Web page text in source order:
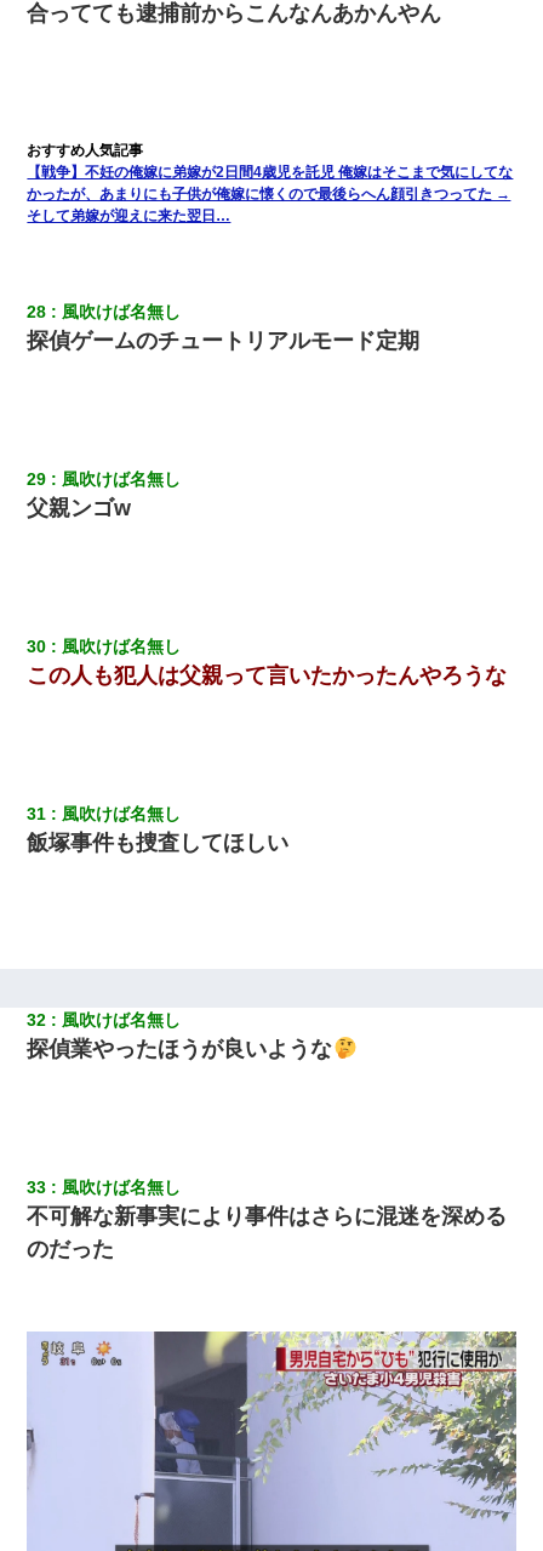
合ってても逮捕前からこんなんあかんやん
【戦争】不妊の俺嫁に弟嫁が2日間4歳児を託児 俺嫁はそこまで気にしてな
かったが、あまりにも子供が俺嫁に懐くので最後らへん顔引きつってた →
そして弟嫁が迎えに来た翌日…
28 風吹けば名無し
探偵ゲームのチュートリアルモード定期
29 風吹けば名無し
父親ンゴw
30 風吹けば名無し
この人も犯人は父親って言いたかったんやろうな
31 風吹けば名無し
飯塚事件も捜査してほしい
32 風吹けば名無し
探偵業やったほうが良いような
33 風吹けば名無し
不可解な新事実により事件はさらに混迷を深める
のだった